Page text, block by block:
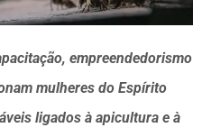
empreendedorismo
mulheres do Espírito
ligados à apicultura e à